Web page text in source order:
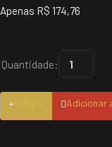
Apenas R$ 174,76
Quantidade:
Adicionar